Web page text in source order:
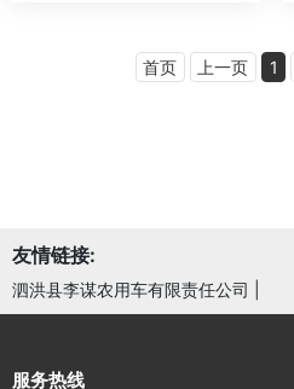
首页 上一页 1
友情链接:
泗洪县李谋农用车有限责任公司
服务热线